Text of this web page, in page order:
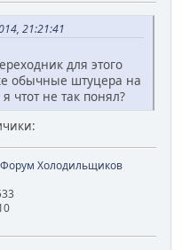
21:21:41
для этого
обычные штуцера на
чтот не так понял?